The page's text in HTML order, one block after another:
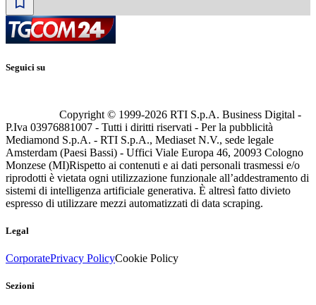
Seguici su
Copyright © 1999-2026 RTI S.p.A. Business Digital -
P.Iva 03976881007 - Tutti i diritti riservati - Per la pubblicità
Mediamond S.p.A. - RTI S.p.A., Mediaset N.V., sede legale
Amsterdam (Paesi Bassi) - Uffici Viale Europa 46, 20093 Cologno
Monzese (MI)Rispetto ai contenuti e ai dati personali trasmessi e/o
riprodotti è vietata ogni utilizzazione funzionale all’addestramento di
sistemi di intelligenza artificiale generativa. È altresì fatto divieto
espresso di utilizzare mezzi automatizzati di data scraping.
Legal
CorporatePrivacy PolicyCookie Policy
Sezioni